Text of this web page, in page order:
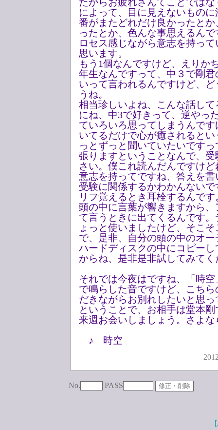
によって、目に見えないもの
番がまたどれだけ良かったと
ったとか、色んな事思えるん
ロセス感じながら意志を持っ
思います。
もう1個なんですけど、えりか
年生なんですって、中３で剛
いって言われるんですけど、
うね。
相当珍しいよね、こんな話し
にね、中3で好きって、逆やっ
ていろいろ思ってしまうんで
いてるだけで心が癒されると
っとずっと聞いていたいです
張りますということなんで、
さい。僕これ読んだんですけど
意志を持ってですね、答えを
受験に関係するかわかんない
リフ覚えるとき耳栓するんで
頭の中に言葉が響きますから
て言うときに出てくるんです
ょっと使いましたけど、そこ
で、是非、自分の頭の中のオ
ハードディスクの中にコピー
からね、是非是非試してみてく
それでは今夜はですね、「時
で鳴らした音ですけど、こち
だきながらお別れしたいと思
ということで、お相手は堂本
来週お会いしましょう。さよな
♪ 時空
No. PASS